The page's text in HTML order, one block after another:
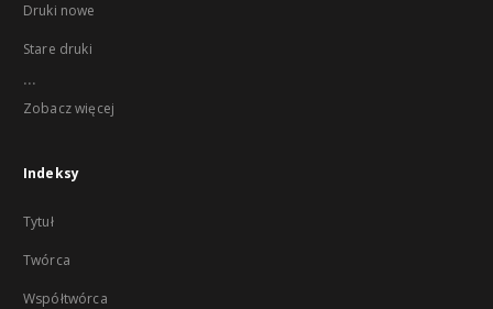
Druki nowe
Stare druki
...
Zobacz więcej
Indeksy
Tytuł
Twórca
Współtwórca